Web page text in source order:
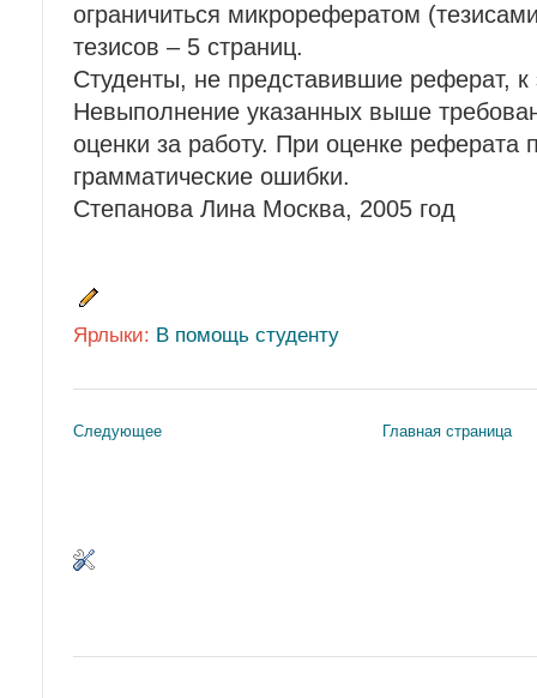
ограничиться микрорефератом
тезисов – 5 страниц.
Студенты, не представившие реферат, к
Невыполнение указанных выше
оценки за работу. При оценке реферата
грамматические ошибки.
Степанова Лина Москва, 2005 год
Ярлыки: В помощь студенту
Следующее Главная страница